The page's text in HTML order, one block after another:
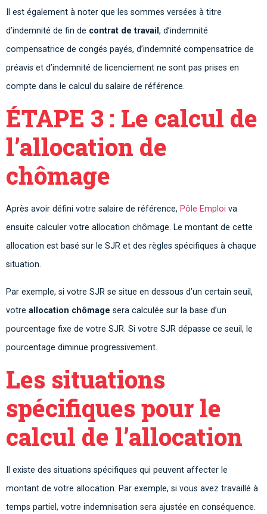
Il est également à noter que les sommes versées à titre
d’indemnité de fin de contrat de travail , d’indemnité
compensatrice de congés payés, d’indemnité compensatrice de
préavis et d’indemnité de licenciement ne sont pas prises en
compte dans le calcul du salaire de référence.
ÉTAPE 3 : Le calcul de
l’allocation de
chômage
Après avoir défini votre salaire de référence, Pôle Emploi va
ensuite calculer votre allocation chômage. Le montant de cette
allocation est basé sur le SJR et des règles spécifiques à chaque
situation.
Par exemple, si votre SJR se situe en dessous d’un certain seuil,
votre allocation chômage sera calculée sur la base d’un
pourcentage fixe de votre SJR. Si votre SJR dépasse ce seuil, le
pourcentage diminue progressivement.
Les situations
spécifiques pour le
calcul de l’allocation
Il existe des situations spécifiques qui peuvent affecter le
montant de votre allocation. Par exemple, si vous avez travaillé à
temps partiel, votre indemnisation sera ajustée en conséquence.